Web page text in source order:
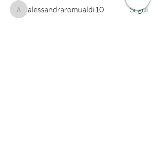
alessandraromualdi10
alessandraromualdi10
Segui